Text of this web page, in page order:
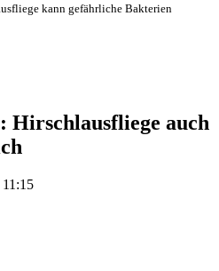
kann gefährliche Bakterien
Hirschlausfliege auch